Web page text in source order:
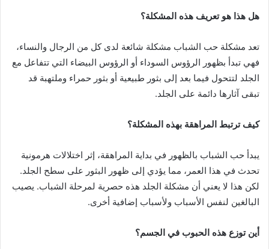
هل هذا هو تعريف هذه المشكلة؟
تعد مشكلة حب الشباب مشكلة شائعة لدى كل من الرجال والنساء،
فهي تبدأ بظهور الرؤوس السوداء أو الرؤوس البيضاء التي تتفاعل مع
الجلد لتتحول فيما بعد إلى بثور طبيعية أو بثور حمراء وملتهبة قد
تبقى آثارها دائمة على الجلد.
كيف ترتبط المراهقة بهذه المشكلة؟
يبدأ حب الشباب بالظهور في بداية المراهقة، إثر اختلالات هرمونية
تحدث في هذا العمر، مما يؤدي إلى ظهور البثور على سطح الجلد.
لكن هذا لا يعني أن مشكلة الجلد هذه حصرية لمرحلة الشباب. يصيب
البالغين لنفس الأسباب ولأسباب إضافية أخرى.
أين توزع هذه الحبوب في الجسم؟